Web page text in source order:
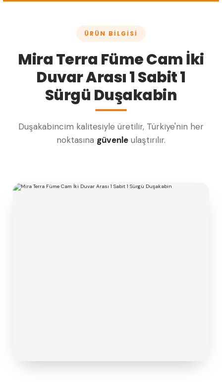
ÜRÜN BILGISI
Mira Terra Füme Cam İki
Duvar Arası 1 Sabit 1
Sürgü Duşakabin
Duşakabincim kalitesiyle üretilir, Türkiye'nin her
noktasına güvenle ulaştırılır.